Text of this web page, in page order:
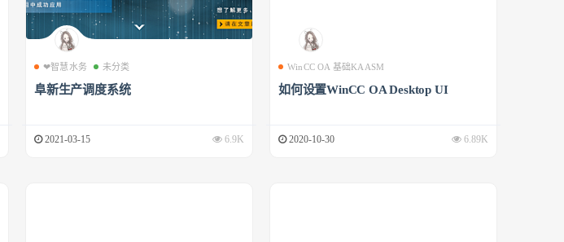
❤智慧水务 未分类
阜新生产调度系统
2021-03-15 6.9K
WinCC OA 基础KAASM
如何设置WinCC OA Desktop UI
2020-10-30 6.89K